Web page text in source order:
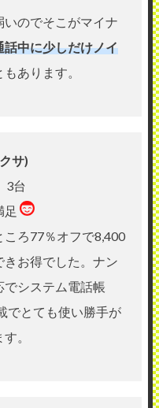
のでそこがマイナ
話中に少しだけノイ
あります。
サ)
3台
足
ろ77％オフで8,400
お得でした。ナン
システム電話帳
でとても使い勝手が
。